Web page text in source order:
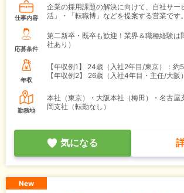
仕事内容
企業の採用課題の解決に向けて、自社サー
活」・「転職博」などを提案する営業です。
応募条件
第二新卒・既卒も歓迎！業界＆職種経験は
社あり）
年収
【年収例1】
24歳（入社2年目/東京）：約
【年収例2】
26歳（入社4年目・主任/大阪
勤務地
本社（東京）・大阪本社（梅田）・名古屋
岡支社（転勤なし）
気になる
New